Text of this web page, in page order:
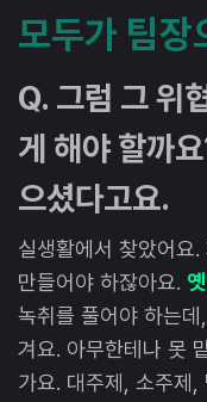
모두가 팀장
Q. 그럼 그 위
게 해야 할까
으셨다고요.
실생활에서 찾았어요
만들어야 하잖아요.
녹취를 풀어야 하는
겨요. 아무한테나 못
가요. 대주제, 소주제,